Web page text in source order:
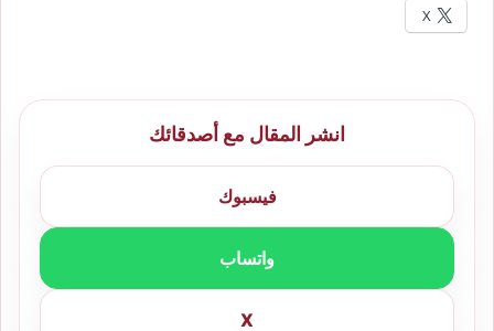
X
انشر المقال مع أصدقائك
فيسبوك
واتساب
X